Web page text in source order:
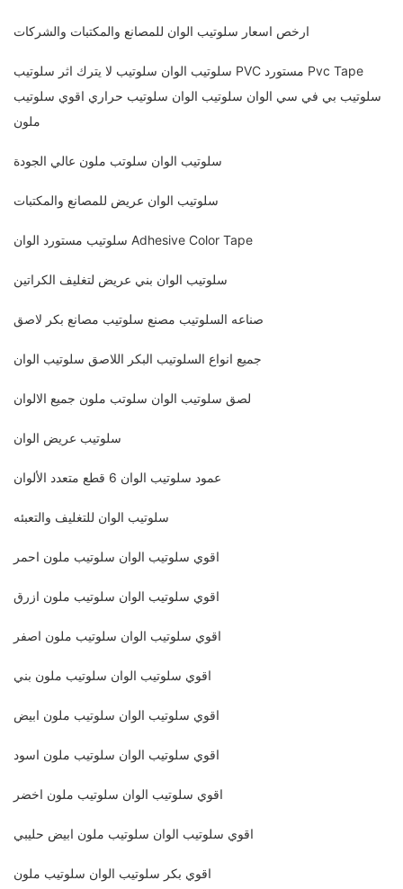
ارخص اسعار سلوتيب الوان للمصانع والمكتبات والشركات
سلوتيب الوان سلوتيب لا يترك اثر سلوتيب PVC مستورد Pvc Tape
سلوتيب بي في سي الوان سلوتيب الوان سلوتيب حراري اقوي سلوتيب
ملون
سلوتيب الوان سلوتب ملون عالي الجودة
سلوتيب الوان عريض للمصانع والمكتبات
سلوتيب مستورد الوان Adhesive Color Tape
سلوتيب الوان بني عريض لتغليف الكراتين
صناعه السلوتيب مصنع سلوتيب مصانع بكر لاصق
جميع انواع السلوتيب البكر اللاصق سلوتيب الوان
لصق سلوتيب الوان سلوتب ملون جميع الالوان
سلوتيب عريض الوان
عمود سلوتيب الوان 6 قطع متعدد الألوان
سلوتيب الوان للتغليف والتعبئه
اقوي سلوتيب الوان سلوتيب ملون احمر
اقوي سلوتيب الوان سلوتيب ملون ازرق
اقوي سلوتيب الوان سلوتيب ملون اصفر
اقوي سلوتيب الوان سلوتيب ملون بني
اقوي سلوتيب الوان سلوتيب ملون ابيض
اقوي سلوتيب الوان سلوتيب ملون اسود
اقوي سلوتيب الوان سلوتيب ملون اخضر
اقوي سلوتيب الوان سلوتيب ملون ابيض حليبي
اقوي بكر سلوتيب الوان سلوتيب ملون